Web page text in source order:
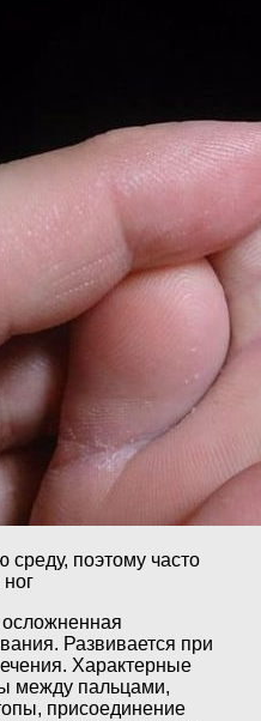
поэтому часто
Развивается при
Характерные
между пальцами,
присоединение